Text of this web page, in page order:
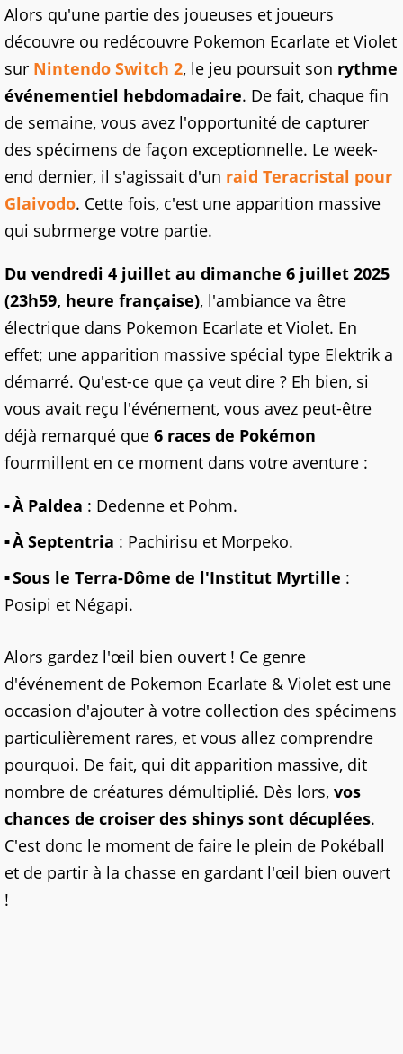
Alors qu'une partie des joueuses et joueurs
découvre ou redécouvre Pokemon Ecarlate et Violet
sur Nintendo Switch 2, le jeu poursuit son rythme
événementiel hebdomadaire. De fait, chaque fin
de semaine, vous avez l'opportunité de capturer
des spécimens de façon exceptionnelle. Le week-
end dernier, il s'agissait d'un raid Teracristal pour
Glaivodo. Cette fois, c'est une apparition massive
qui subrmerge votre partie.
Du vendredi 4 juillet au dimanche 6 juillet 2025
(23h59, heure française), l'ambiance va être
électrique dans Pokemon Ecarlate et Violet. En
effet; une apparition massive spécial type Elektrik a
démarré. Qu'est-ce que ça veut dire ? Eh bien, si
vous avait reçu l'événement, vous avez peut-être
déjà remarqué que 6 races de Pokémon
fourmillent en ce moment dans votre aventure :
À Paldea : Dedenne et Pohm.
À Septentria : Pachirisu et Morpeko.
Sous le Terra-Dôme de l'Institut Myrtille :
Posipi et Négapi.
Alors gardez l'œil bien ouvert ! Ce genre
d'événement de Pokemon Ecarlate & Violet est une
occasion d'ajouter à votre collection des spécimens
particulièrement rares, et vous allez comprendre
pourquoi. De fait, qui dit apparition massive, dit
nombre de créatures démultiplié. Dès lors, vos
chances de croiser des shinys sont décuplées.
C'est donc le moment de faire le plein de Pokéball
et de partir à la chasse en gardant l'œil bien ouvert
!